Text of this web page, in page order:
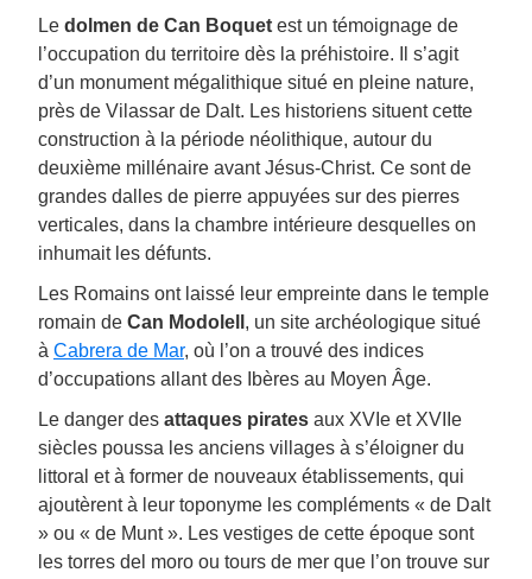
Le dolmen de Can Boquet est un témoignage de
l’occupation du territoire dès la préhistoire. Il s’agit
d’un monument mégalithique situé en pleine nature,
près de Vilassar de Dalt. Les historiens situent cette
construction à la période néolithique, autour du
deuxième millénaire avant Jésus-Christ. Ce sont de
grandes dalles de pierre appuyées sur des pierres
verticales, dans la chambre intérieure desquelles on
inhumait les défunts.
Les Romains ont laissé leur empreinte dans le temple
romain de Can Modolell , un site archéologique situé
à Cabrera de Mar, où l’on a trouvé des indices
d’occupations allant des Ibères au Moyen Âge.
Le danger des attaques pirates aux XVIe et XVIIe
siècles poussa les anciens villages à s’éloigner du
littoral et à former de nouveaux établissements, qui
ajoutèrent à leur toponyme les compléments « de Dalt
» ou « de Munt ». Les vestiges de cette époque sont
les torres del moro ou tours de mer que l’on trouve sur